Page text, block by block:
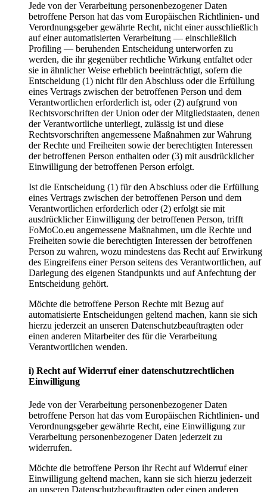
Jede von der Verarbeitung personenbezogener Daten
betroffene Person hat das vom Europäischen Richtlinien- und
Verordnungsgeber gewährte Recht, nicht einer ausschließlich
auf einer automatisierten Verarbeitung — einschließlich
Profiling — beruhenden Entscheidung unterworfen zu
werden, die ihr gegenüber rechtliche Wirkung entfaltet oder
sie in ähnlicher Weise erheblich beeinträchtigt, sofern die
Entscheidung (1) nicht für den Abschluss oder die Erfüllung
eines Vertrags zwischen der betroffenen Person und dem
Verantwortlichen erforderlich ist, oder (2) aufgrund von
Rechtsvorschriften der Union oder der Mitgliedstaaten, denen
der Verantwortliche unterliegt, zulässig ist und diese
Rechtsvorschriften angemessene Maßnahmen zur Wahrung
der Rechte und Freiheiten sowie der berechtigten Interessen
der betroffenen Person enthalten oder (3) mit ausdrücklicher
Einwilligung der betroffenen Person erfolgt.
Ist die Entscheidung (1) für den Abschluss oder die Erfüllung
eines Vertrags zwischen der betroffenen Person und dem
Verantwortlichen erforderlich oder (2) erfolgt sie mit
ausdrücklicher Einwilligung der betroffenen Person, trifft
FoMoCo.eu angemessene Maßnahmen, um die Rechte und
Freiheiten sowie die berechtigten Interessen der betroffenen
Person zu wahren, wozu mindestens das Recht auf Erwirkung
des Eingreifens einer Person seitens des Verantwortlichen, auf
Darlegung des eigenen Standpunkts und auf Anfechtung der
Entscheidung gehört.
Möchte die betroffene Person Rechte mit Bezug auf
automatisierte Entscheidungen geltend machen, kann sie sich
hierzu jederzeit an unseren Datenschutzbeauftragten oder
einen anderen Mitarbeiter des für die Verarbeitung
Verantwortlichen wenden.
i) Recht auf Widerruf einer datenschutzrechtlichen
Einwilligung
Jede von der Verarbeitung personenbezogener Daten
betroffene Person hat das vom Europäischen Richtlinien- und
Verordnungsgeber gewährte Recht, eine Einwilligung zur
Verarbeitung personenbezogener Daten jederzeit zu
widerrufen.
Möchte die betroffene Person ihr Recht auf Widerruf einer
Einwilligung geltend machen, kann sie sich hierzu jederzeit
an unseren Datenschutzbeauftragten oder einen anderen